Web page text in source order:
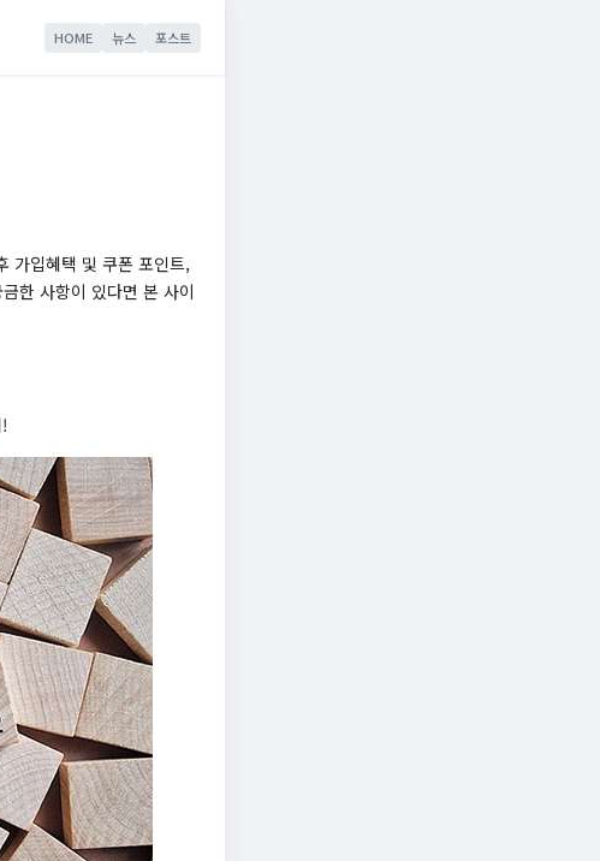
HOME 뉴스 포스트
가입혜택 및 쿠폰 포인트,
한 사항이 있다면 본 사이